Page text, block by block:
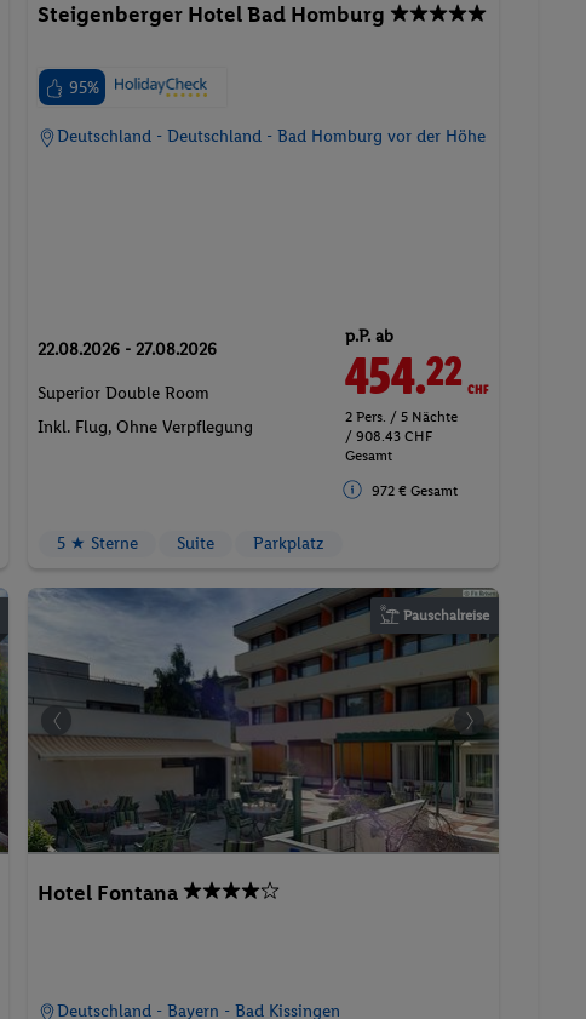
Steigenberger Hotel Bad Homburg
95%
Deutschland - Deutschland - Bad Homburg vor der Höhe
22.08.2026 - 27.08.2026
Superior Double Room
Inkl. Flug, Ohne Verpflegung
p.P. ab
454.22CHF
2 Pers. / 5 Nächte
/ 908.43 CHF
Gesamt
972 € Gesamt
5 ★ Sterne Suite Parkplatz
Pauschalreise
Hotel Fontana
Deutschland - Bayern - Bad Kissingen